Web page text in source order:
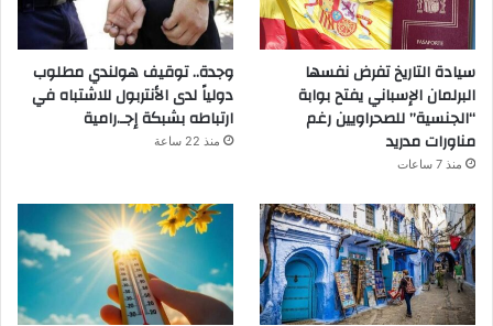
سيادة التاريخ تفرض نفسها
البرلمان الإسباني يفتح بوابة
“الجنسية” للصحراويين رغم
مناورات مدريد
منذ 7 ساعات
وجدة.. توقيف هولندي مطلوب
دولياً لدى الأنتربول للاشتباه في
ارتباطه بشبكة إجـ.رامية
منذ 22 ساعة